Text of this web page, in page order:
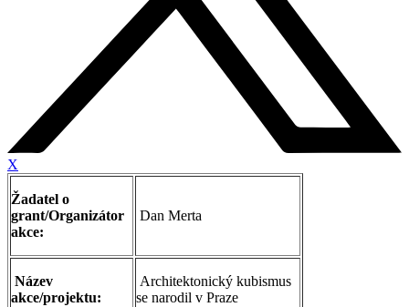
X
Žadatel o
grant/Organizátor
akce:
Dan Merta
Název
akce/projektu:
Architektonický kubismus
se narodil v Praze